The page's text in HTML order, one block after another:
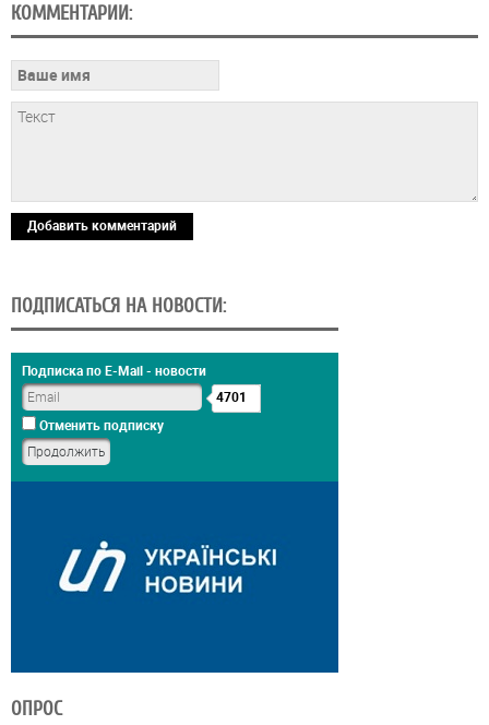
КОММЕНТАРИИ:
Добавить комментарий
ПОДПИСАТЬСЯ НА НОВОСТИ:
Подписка по E-Mail - новости
4701
Отменить подписку
ОПРОС